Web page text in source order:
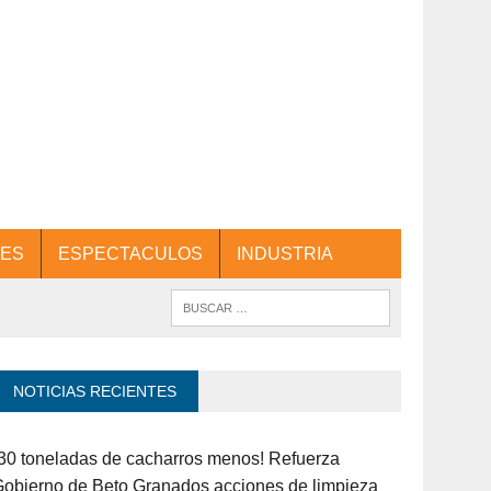
ESPECTACULOS INDUSTRIA
NOTICIAS RECIENTES
toneladas de cacharros menos! Refuerza
de Beto Granados acciones de limpieza